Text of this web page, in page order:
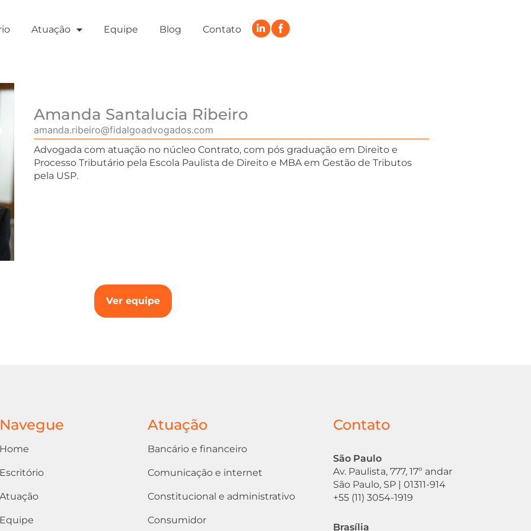
Atuação Equipe Blog Contato
Amanda Santalucia Ribeiro
amanda.ribeiro@fidalgoadvogados.com
Advogada com atuação no núcleo Contrato, com pós graduação em Direito e
Processo Tributário pela Escola Paulista de Direito e MBA em Gestão de Tributos
pela USP.
Ver equipe
Navegue
Home
Escritório
Atuação
Equipe
Atuação
Bancário e financeiro
Comunicação e internet
Constitucional e administrativo
Consumidor
Contato
São Paulo
Av. Paulista, 777, 17º andar
São Paulo, SP | 01311-914
+55 (11) 3054-1919
Brasília